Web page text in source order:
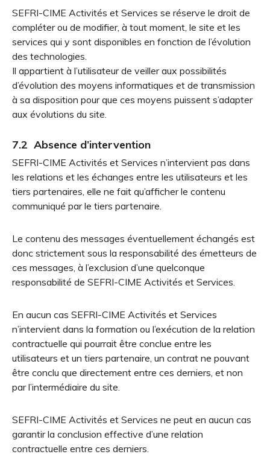
SEFRI-CIME Activités et Services se réserve le droit de
compléter ou de modifier, à tout moment, le site et les
services qui y sont disponibles en fonction de l’évolution
des technologies.
Il appartient à l’utilisateur de veiller aux possibilités
d’évolution des moyens informatiques et de transmission
à sa disposition pour que ces moyens puissent s’adapter
aux évolutions du site.
7.2 Absence d’intervention
SEFRI-CIME Activités et Services n’intervient pas dans
les relations et les échanges entre les utilisateurs et les
tiers partenaires, elle ne fait qu’afficher le contenu
communiqué par le tiers partenaire.
Le contenu des messages éventuellement échangés est
donc strictement sous la responsabilité des émetteurs de
ces messages, à l’exclusion d’une quelconque
responsabilité de SEFRI-CIME Activités et Services.
En aucun cas SEFRI-CIME Activités et Services
n’intervient dans la formation ou l’exécution de la relation
contractuelle qui pourrait être conclue entre les
utilisateurs et un tiers partenaire, un contrat ne pouvant
être conclu que directement entre ces derniers, et non
par l’intermédiaire du site.
SEFRI-CIME Activités et Services ne peut en aucun cas
garantir la conclusion effective d’une relation
contractuelle entre ces derniers.